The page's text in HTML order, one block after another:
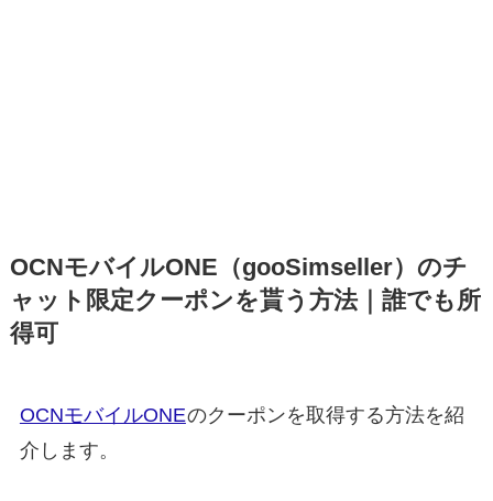
OCNモバイルONE（gooSimseller）のチ
ャット限定クーポンを貰う方法｜誰でも所
得可
OCNモバイルONEのクーポンを取得する方法を紹
介します。